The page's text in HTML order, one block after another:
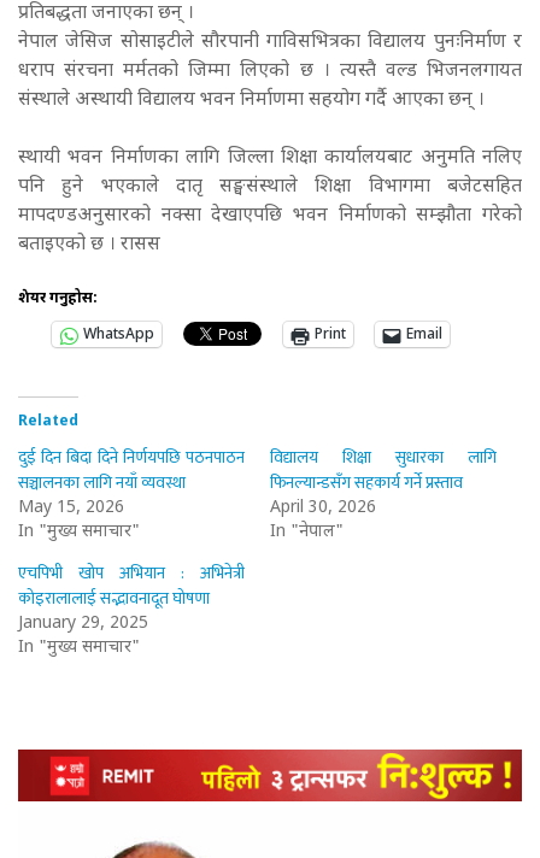
प्रतिबद्धता जनाएका छन् ।
नेपाल जेसिज सोसाइटीले सौरपानी गाविसभित्रका विद्यालय पुनःनिर्माण र
धराप संरचना मर्मतको जिम्मा लिएको छ । त्यस्तै वल्ड भिजनलगायत
संस्थाले अस्थायी विद्यालय भवन निर्माणमा सहयोग गर्दै आएका छन् ।
स्थायी भवन निर्माणका लागि जिल्ला शिक्षा कार्यालयबाट अनुमति नलिए
पनि हुने भएकाले दातृ सङ्घसंस्थाले शिक्षा विभागमा बजेटसहित
मापदण्डअनुसारको नक्सा देखाएपछि भवन निर्माणको सम्झौता गरेको
बताइएको छ । रासस
शेयर गर्नुहोस:
WhatsApp
Print Email
Related
दुई दिन बिदा दिने निर्णयपछि पठनपाठन
सञ्चालनका लागि नयाँ व्यवस्था
May 15, 2026
In "मुख्य समाचार"
विद्यालय शिक्षा सुधारका लागि
फिनल्यान्डसँग सहकार्य गर्ने प्रस्ताव
April 30, 2026
In "नेपाल"
एचपिभी खोप अभियान : अभिनेत्री
कोइरालालाई सद्भावनादूत घोषणा
January 29, 2025
In "मुख्य समाचार"